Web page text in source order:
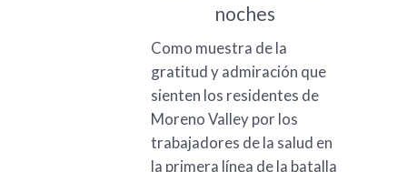
noches
Como muestra de la
gratitud y admiración que
sienten los residentes de
Moreno Valley por los
trabajadores de la salud en
la primera línea de la batalla